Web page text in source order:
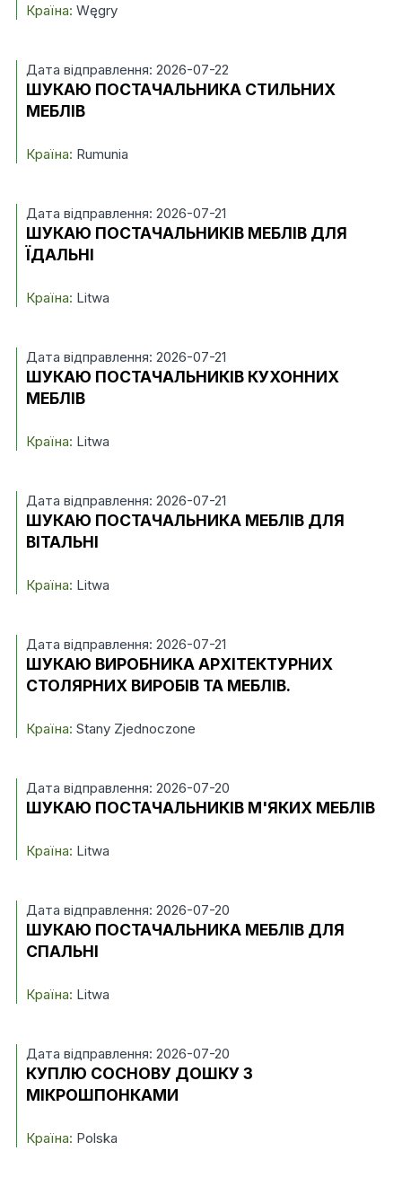
Країна: Węgry
Дата відправлення: 2026-07-22
ШУКАЮ ПОСТАЧАЛЬНИКА СТИЛЬНИХ
МЕБЛІВ
Країна: Rumunia
Дата відправлення: 2026-07-21
ШУКАЮ ПОСТАЧАЛЬНИКІВ МЕБЛІВ ДЛЯ
ЇДАЛЬНІ
Країна: Litwa
Дата відправлення: 2026-07-21
ШУКАЮ ПОСТАЧАЛЬНИКІВ КУХОННИХ
МЕБЛІВ
Країна: Litwa
Дата відправлення: 2026-07-21
ШУКАЮ ПОСТАЧАЛЬНИКА МЕБЛІВ ДЛЯ
ВІТАЛЬНІ
Країна: Litwa
Дата відправлення: 2026-07-21
ШУКАЮ ВИРОБНИКА АРХІТЕКТУРНИХ
СТОЛЯРНИХ ВИРОБІВ ТА МЕБЛІВ.
Країна: Stany Zjednoczone
Дата відправлення: 2026-07-20
ШУКАЮ ПОСТАЧАЛЬНИКІВ М'ЯКИХ МЕБЛІВ
Країна: Litwa
Дата відправлення: 2026-07-20
ШУКАЮ ПОСТАЧАЛЬНИКА МЕБЛІВ ДЛЯ
СПАЛЬНІ
Країна: Litwa
Дата відправлення: 2026-07-20
КУПЛЮ СОСНОВУ ДОШКУ З
МІКРОШПОНКАМИ
Країна: Polska